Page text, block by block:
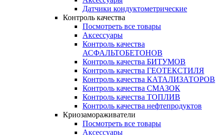
Датчики кондуктометрические
Контроль качества
Посмотреть все товары
Аксессуары
Контроль качества
АСФАЛЬТОБЕТОНОВ
Контроль качества БИТУМОВ
Контроль качества ГЕОТЕКСТИЛЯ
Контроль качества КАТАЛИЗАТОРОВ
Контроль качества СМАЗОК
Контроль качества ТОПЛИВ
Контроль качества нефтепродуктов
Криозамораживатели
Посмотреть все товары
Аксессуары